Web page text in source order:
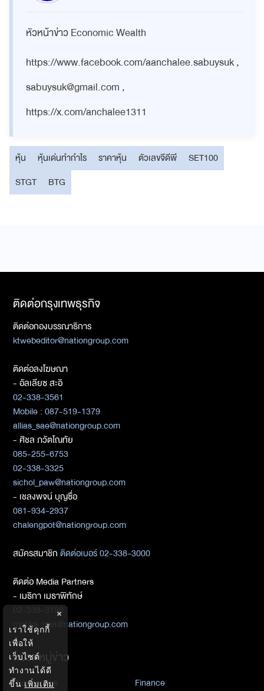
หัวหน้าข่าว Economic Wealth
https://www.facebook.com/aanchalee.sabuysuk ,
sabuysuk@gmail.com ,
https://x.com/anchalee1311
หุ้น หุ้นเด่นทำกำไร ราคาหุ้น ตัวเลขจีดีพี
SET100
STGT
BTG
ติดต่อกรุงเทพธุรกิจ
ติดต่อกองบรรณาธิการ
ktwebeditor@nationgroup.com
ติดต่อลงโฆษณา
- อัลเลียซ สะอิ
02-338-3561
Mobile : 087-519-1379
allias_sae@nationgroup.com
- ศิชล ภวัตโณทัย
085-255-6753
02-338-3325
sichol_paw@nationgroup.com
- เชลงพจน์ บุญซื่อ
081-934-2937
chalengpot@nationgroup.com
สมัครสมาชิกติดต่อเบอร์ 02-338-3000
ติดต่อ Media Partners
- เมธิกา เมธาพิทักษ์
02-338-3198
metika_met@nationgroup.com
หมวดหมู่ข่าว
Economics
Finance
×
เราใช้คุกกี้
เพื่อให้
เว็บไซต์
ทำงานได้ดี
ขึ้น เพิ่มเติม